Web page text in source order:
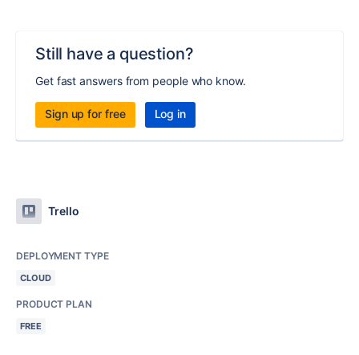
Still have a question?
Get fast answers from people who know.
Sign up for free Log in
Trello
DEPLOYMENT TYPE
CLOUD
PRODUCT PLAN
FREE